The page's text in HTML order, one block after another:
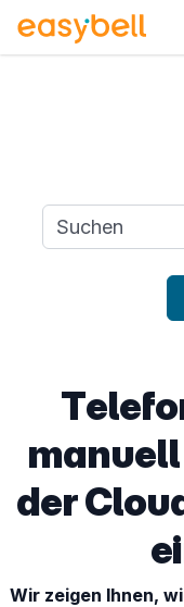
Suchanfrage
der
Wir zeigen Ihnen,